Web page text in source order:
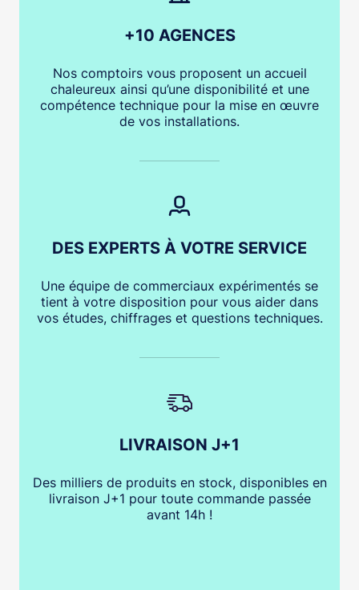
+10 AGENCES
Nos comptoirs vous proposent un accueil
chaleureux ainsi qu’une disponibilité et une
compétence technique pour la mise en œuvre
de vos installations.
DES EXPERTS À VOTRE SERVICE
Une équipe de commerciaux expérimentés se
tient à votre disposition pour vous aider dans
vos études, chiffrages et questions techniques.
LIVRAISON J+1
Des milliers de produits en stock, disponibles en
livraison J+1 pour toute commande passée
avant 14h !